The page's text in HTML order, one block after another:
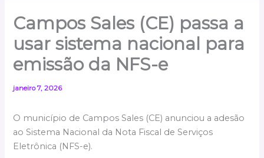
Campos Sales (CE) passa a
usar sistema nacional para
emissão da NFS-e
janeiro 7, 2026
O município de Campos Sales (CE) anunciou a adesão
ao Sistema Nacional da Nota Fiscal de Serviços
Eletrônica (NFS-e).